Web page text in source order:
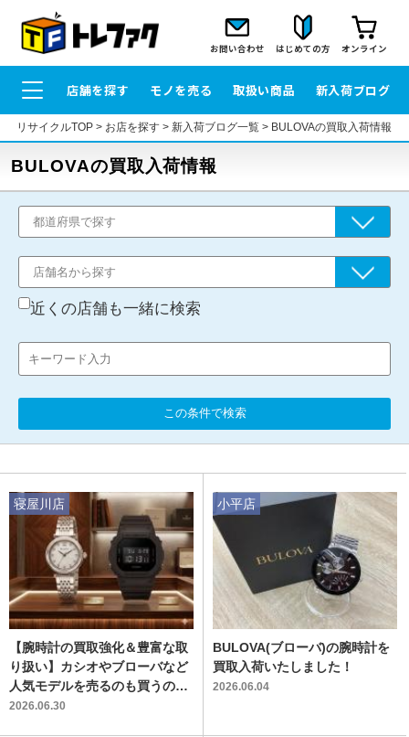
お問い合わせ はじめての方 オンライン
店舗を探す モノを売る 取扱い商品 新入荷ブログ
リサイクルTOP> お店を探す> 新入荷ブログ一覧> BULOVAの買取入荷情報
BULOVAの買取入荷情報
近くの店舗も一緒に検索
この条件で検索
【腕時計の買取強化＆豊富な取
り扱い】カシオやブローバなど
人気モデルを売るのも買うのも
トレファクへ
2026.06.30
寝屋川店
BULOVA(ブローバ)の腕時計を
買取入荷いたしました！
2026.06.04
小平店